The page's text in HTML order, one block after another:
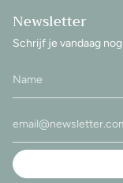
Newsletter
Schrijf je vandaag